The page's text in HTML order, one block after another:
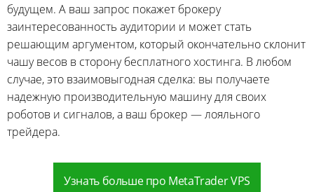
будущем. А ваш запрос покажет брокеру
заинтересованность аудитории и может стать
решающим аргументом, который окончательно склонит
чашу весов в сторону бесплатного хостинга. В любом
случае, это взаимовыгодная сделка: вы получаете
надежную производительную машину для своих
роботов и сигналов, а ваш брокер — лояльного
трейдера.
Узнать больше про MetaTrader VPS